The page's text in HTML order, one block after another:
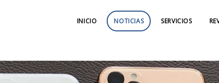
INICIO NOTICIAS SERVICIOS